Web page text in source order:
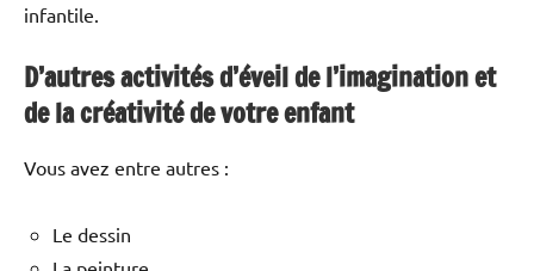
infantile.
D’autres activités d’éveil de l’imagination et
de la créativité de votre enfant
Vous avez entre autres :
Le dessin